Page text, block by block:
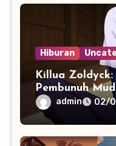
Hiburan
Killua Zoldyck:
Pembunuh
Diri dalam
admin 02/